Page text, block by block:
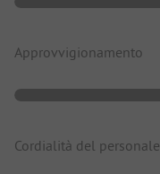
Approvvigionamento
Cordialità del personale